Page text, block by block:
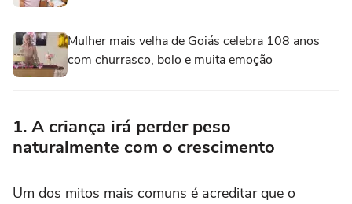
Mulher mais velha de Goiás celebra 108 anos
com churrasco, bolo e muita emoção
1. A criança irá perder peso
naturalmente com o crescimento
Um dos mitos mais comuns é acreditar que o